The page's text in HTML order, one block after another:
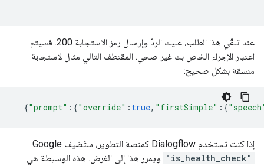
عند تلقّي هذا الطلب، عليك الردّ وإرسال رمز الاستجابة 200. فسيتم
اعتبار الإجراء الخاص بك غير صحي. المقتطف التالي مثال لاستجابة
منسقة بشكل صحيح:
{"prompt" :{"override" : true, "firstSimple" :{
إذا كنت تستخدم Dialogflow كمنصة التطوير، ستُضيف Google
"is_health_check" ويمرر هذا إلى الغرض. هذه الوسيطة هي